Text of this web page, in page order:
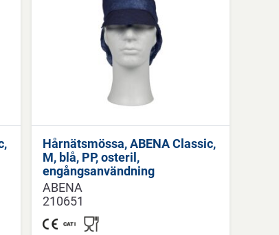
Hårnätsmössa, ABENA Classic,
M, blå, PP, osteril,
engångsanvändning
ABENA
210651